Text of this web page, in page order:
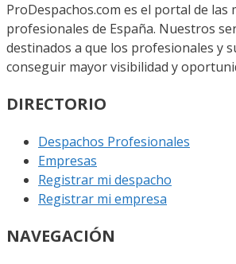
ProDespachos.com es el portal de las
profesionales de España. Nuestros
destinados a que los profesionales y
conseguir mayor visibilidad y
DIRECTORIO
Despachos Profesionales
Empresas
Registrar mi despacho
Registrar mi empresa
NAVEGACIÓN